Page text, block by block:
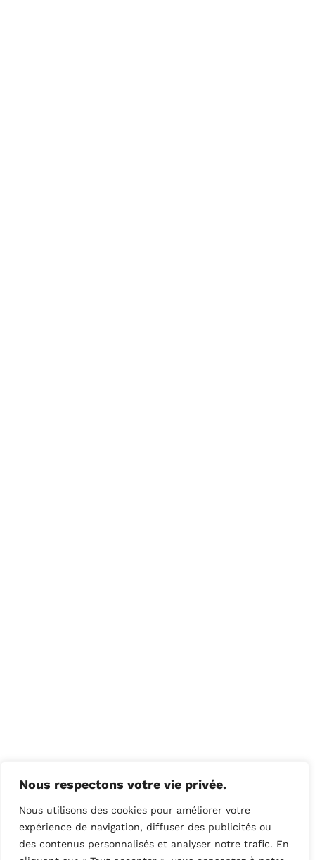
Nous respectons votre vie privée.
Nous utilisons des cookies pour améliorer votre
expérience de navigation, diffuser des publicités ou
des contenus personnalisés et analyser notre trafic. En